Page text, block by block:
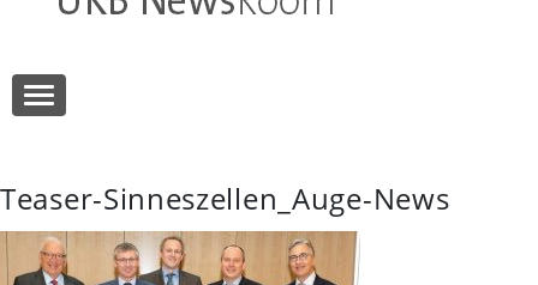
Teaser-Sinneszellen_Auge-News